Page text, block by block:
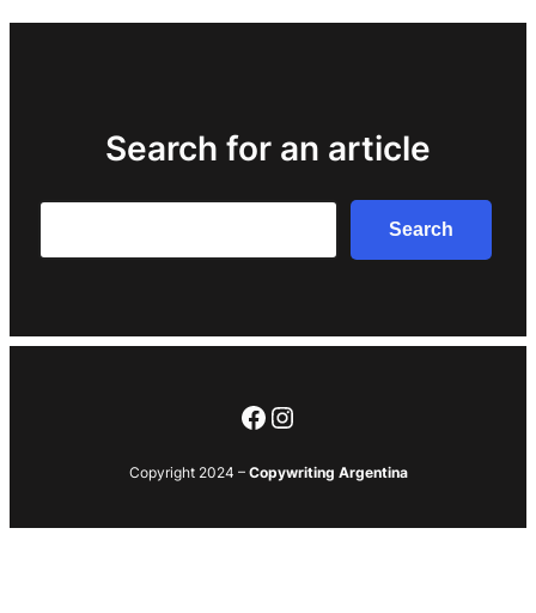
Search for an article
Search
Facebook
Instagram
Copyright 2024 – Copywriting Argentina